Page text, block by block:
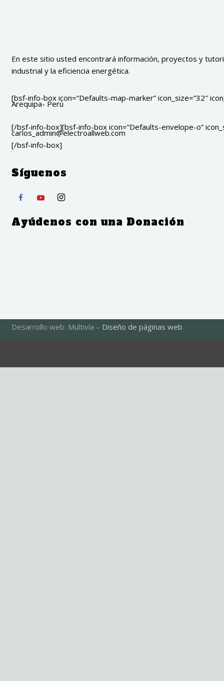
En este sitio usted encontrará información, proyectos y
industrial y la eficiencia energética.
[bsf-info-box icon=”Defaults-map-marker” icon_size=”32″
Arequipa- Perú
[/bsf-info-box][bsf-info-box icon=”Defaults-envelope-o”
carlos_admin@electroallweb.com
[/bsf-info-box]
Síguenos
Ayúdenos con una Donación
Desarrollo web: Multivía – Diseño de páginas web